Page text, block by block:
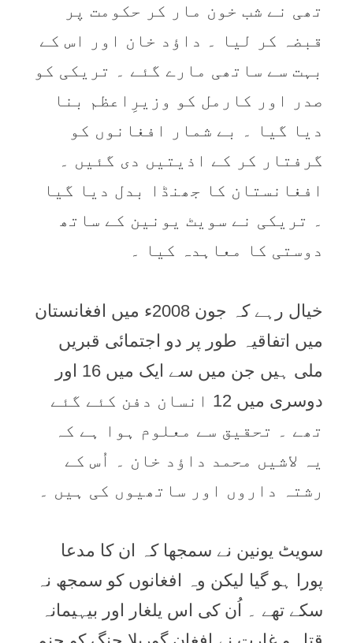
تھی نے شب خون مار کر حکومت پر
قبضہ کر لیا ۔ داؤد خان اور اس کے
بہت سے ساتھی مارے گئے ۔ تریکی کو
صدر اور کارمل کو وزیرِاعظم بنا
دیا گیا ۔ بے شمار افغانوں کو
گرفتار کر کے اذیتیں دی گئیں ۔
افغانستان کا جھنڈا بدل دیا گیا
۔ تریکی نے سویٹ یونین کے ساتھ
دوستی کا معاہدہ کیا ۔
خیال رہے کہ جون 2008ء میں افغانستان
میں اتفاقیہ طور پر دو اجتمائی قبریں
ملی ہیں جن میں سے ایک میں 16 اور
دوسری میں 12 انسان دفن کئے گئے
تھے ۔ تحقیق سے معلوم ہوا ہے کہ
یہ لاشیں محمد داؤد خان ۔ اُس کے
رشتہ داروں اور ساتھیوں کی ہیں ۔
سویٹ یونین نے سمجھا کہ ان کا مدعا
پورا ہو گیا لیکن وہ افغانوں کو سمجھ نہ
سکے تھے ۔ اُن کی اس یلغار اور بیہیمانہ